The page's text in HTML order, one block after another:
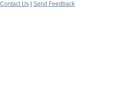
Contact Us
Send Feedback